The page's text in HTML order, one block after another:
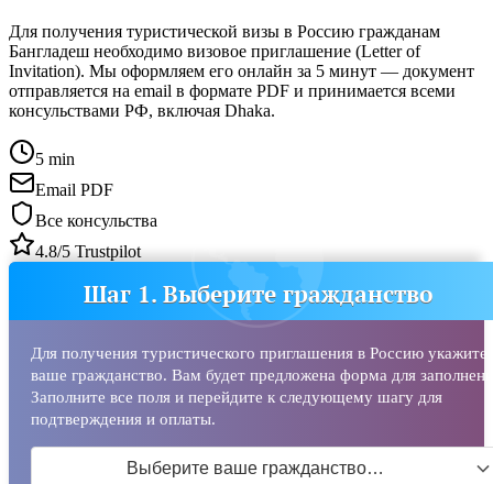
Для получения туристической визы в Россию гражданам
Бангладеш необходимо визовое приглашение (Letter of
Invitation). Мы оформляем его онлайн за 5 минут — документ
отправляется на email в формате PDF и принимается всеми
консульствами РФ, включая Dhaka.
5 min
Email PDF
Все консульства
4.8/5 Trustpilot
Шаг 1. Выберите гражданство
Для получения туристического приглашения в Россию укажите
ваше гражданство. Вам будет предложена форма для
Заполните все поля и перейдите к следующему шагу для
подтверждения и оплаты.
Выберите ваше гражданство…